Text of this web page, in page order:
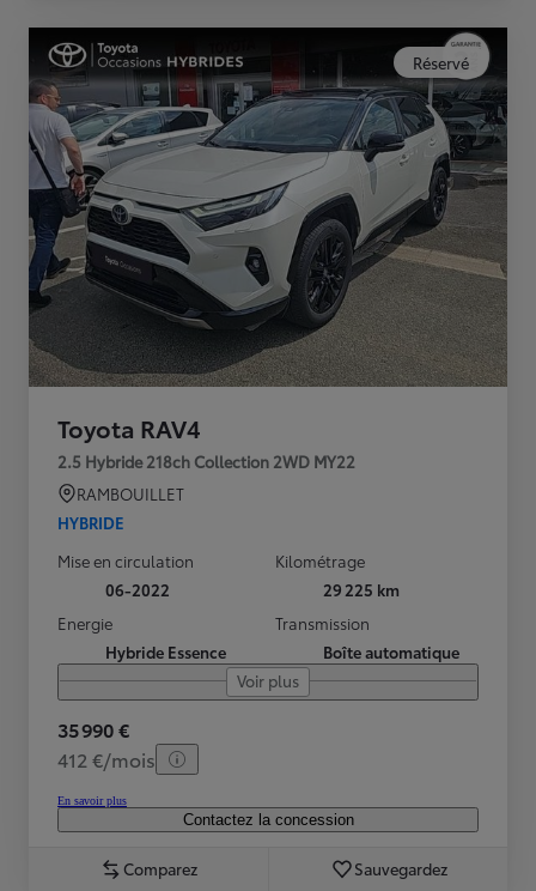
Réservé
Toyota RAV4
2.5 Hybride 218ch Collection 2WD MY22
RAMBOUILLET
HYBRIDE
Mise en circulation
06-2022
Kilométrage
29 225 km
Energie
Hybride Essence
Transmission
Boîte automatique
Voir plus
35 990 €
412 €/mois
En savoir plus
Contactez la concession
Comparez Sauvegardez